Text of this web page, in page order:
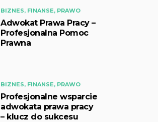
BIZNES, FINANSE, PRAWO
Adwokat Prawa Pracy –
Profesjonalna Pomoc
Prawna
BIZNES, FINANSE, PRAWO
Profesjonalne wsparcie
adwokata prawa pracy
– klucz do sukcesu